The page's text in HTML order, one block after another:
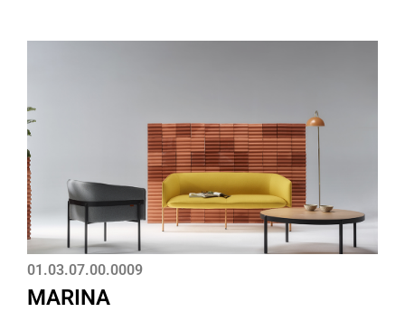
01.03.07.00.0009
MARINA